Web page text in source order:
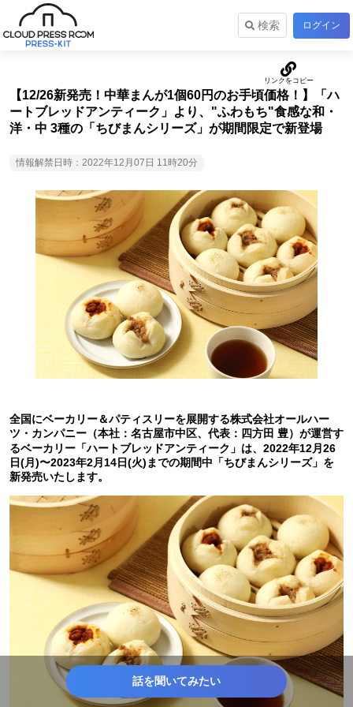
検索 ログイン
【12/26新発売！中華まんが1個60円のお手頃価格！】「ハ
ートブレッドアンティーク」より、"ふわもち"食感な和・
洋・中 3種の「ちびまんシリーズ」が期間限定で新登場
情報解禁日時：2022年12月07日 11時20分
全国にベーカリー＆パティスリーを展開する株式会社オールハー
ツ・カンパニー（本社：名古屋市中区、代表：四方田 豊）が運営す
るベーカリー「ハートブレッドアンティーク」は、2022年12月26
日(月)〜2023年2月14日(火)までの期間中「ちびまんシリーズ」を
新発売いたします。
話を聞いてみたい